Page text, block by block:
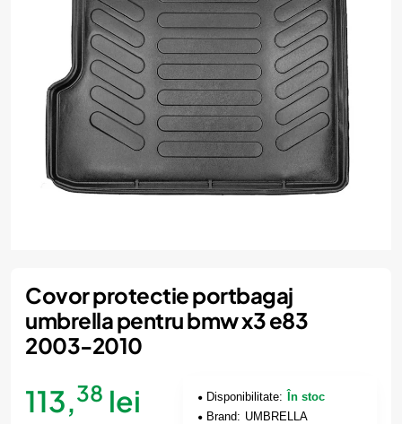
Covor protectie portbagaj
umbrella pentru bmw x3 e83
2003-2010
113,38 lei Disponibilitate:
În stoc
Brand: UMBRELLA